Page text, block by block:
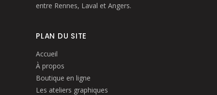
entre Rennes, Laval et Angers.
PLAN DU SITE
Accueil
À propos
Boutique en ligne
Les ateliers graphiques